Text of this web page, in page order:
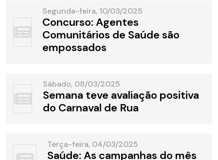
Segunda-feira, 10/03/2025
Concurso: Agentes
Comunitários de Saúde são
empossados
Sábado, 08/03/2025
Semana teve avaliação positiva
do Carnaval de Rua
Terça-feira, 04/03/2025
Saúde: As campanhas do mês